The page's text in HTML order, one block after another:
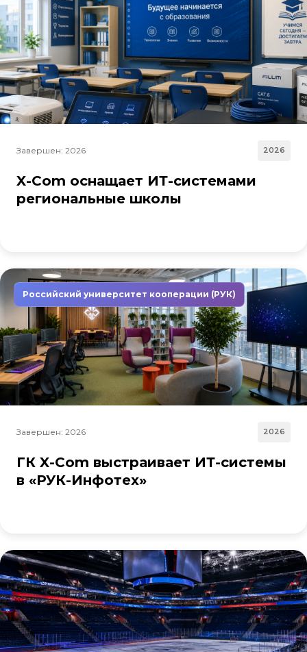
Завершен: 2026 2026
X-Com оснащает ИТ-системами
региональные школы
Российский университет кооперации (РУК)
Завершен: 2026 2026
ГК X-Com выстраивает ИТ-системы
в «РУК-Инфотех»